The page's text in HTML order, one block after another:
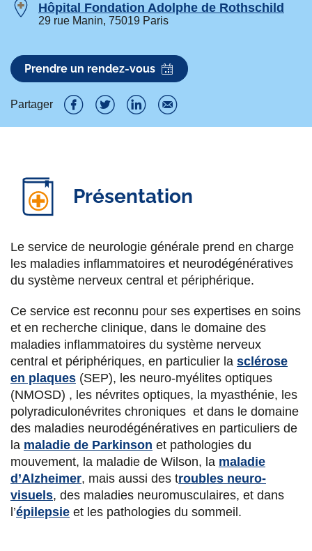
Hôpital Fondation Adolphe de Rothschild
29 rue Manin, 75019 Paris
Prendre un rendez-vous
Partager
P
g
e
s
u
r
F
a
c
e
b
o
P
t
g
e
s
u
r
T
w
i
t
t
e
P
t
g
e
s
u
r
L
i
n
k
e
d
P
t
g
e
p
a
r
E
m
a
i
l
Présentation
Le service de neurologie générale prend en charge
les maladies inflammatoires et neurodégénératives
du système nerveux central et périphérique.
Ce service est reconnu pour ses expertises en soins
et en recherche clinique, dans le domaine des
maladies inflammatoires du système nerveux
central et périphériques, en particulier la sclérose
en plaques (SEP), les neuro-myélites optiques
(NMOSD) , les névrites optiques, la myasthénie, les
polyradiculonévrites chroniques et dans le domaine
des maladies neurodégénératives en particuliers de
la maladie de Parkinson et pathologies du
mouvement, la maladie de Wilson, la maladie
d’Alzheimer, mais aussi des troubles neuro-
visuels, des maladies neuromusculaires, et dans
l’épilepsie et les pathologies du sommeil.